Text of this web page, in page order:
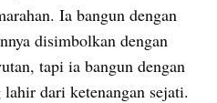
Ia bangun dengan
disimbolkan dengan
tapi ia bangun dengan
dari ketenangan sejati.